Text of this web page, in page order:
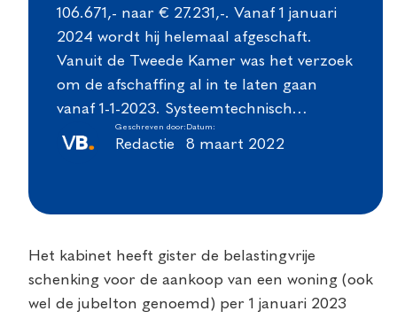
106.671,- naar € 27.231,-. Vanaf 1 januari
2024 wordt hij helemaal afgeschaft.
Vanuit de Tweede Kamer was het verzoek
om de afschaffing al in te laten gaan
vanaf 1-1-2023. Systeemtechnisch…
Geschreven door:
Redactie
Datum:
8 maart 2022
Het kabinet heeft gister de belastingvrije
schenking voor de aankoop van een woning (ook
wel de jubelton genoemd) per 1 januari 2023